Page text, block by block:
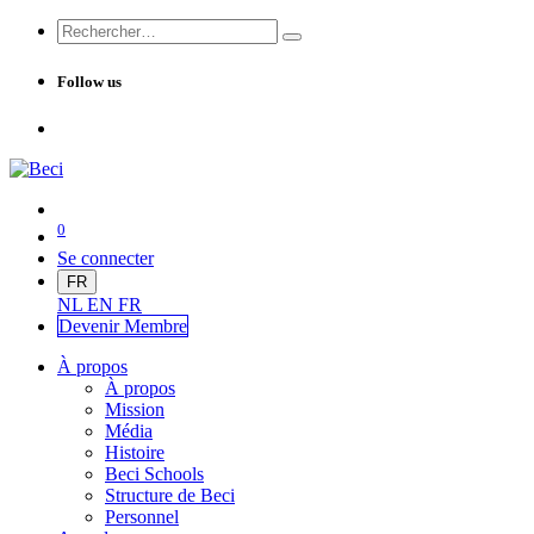
Follow us
0
Se connecter
FR
NL EN FR
Devenir Membre
À propos
À propos
Mission
Média
Histoire
Beci Schools
Structure de Beci
Personnel